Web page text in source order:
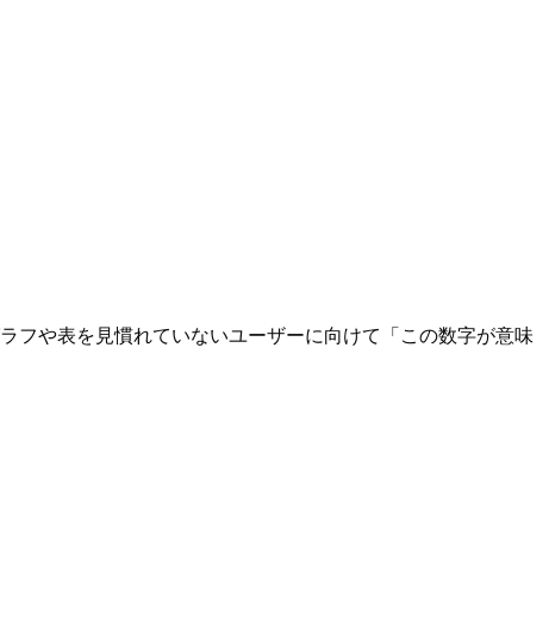
フや表を見慣れていないユーザーに向けて「この数字が意味